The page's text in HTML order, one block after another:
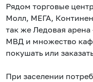
Рядом торговые
Молл, МЕГА,
так же Ледовая
МВД и множество
покушать или
При заселении